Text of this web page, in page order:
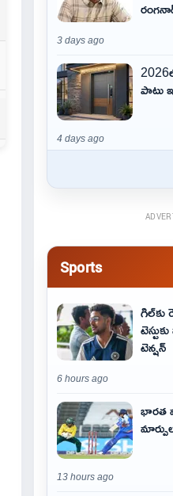
3 days ago
పాటు
4 days ago
Sports
గిల్‌కు
టెన్షన్
6 hours ago
భారత
13 hours ago